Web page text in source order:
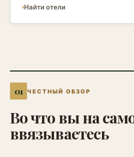
ЧЕСТНЫЙ ОБЗОР
Вочтовына
ввязываетесь
Найти отели